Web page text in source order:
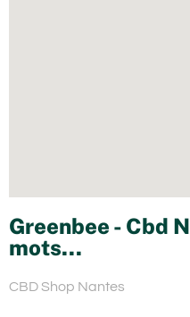
Greenbee - Cbd
mots...
CBD Shop Nantes